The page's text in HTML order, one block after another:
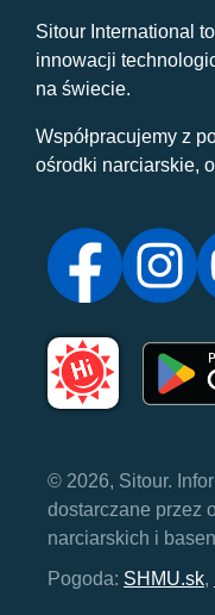
Sitour International
innowacji
na świecie.
Współpracujemy z
ośrodki narciarskie,
© 2026, Sitour.
dostarczane przez
narciarskich i
Pogoda: SHMU.sk,